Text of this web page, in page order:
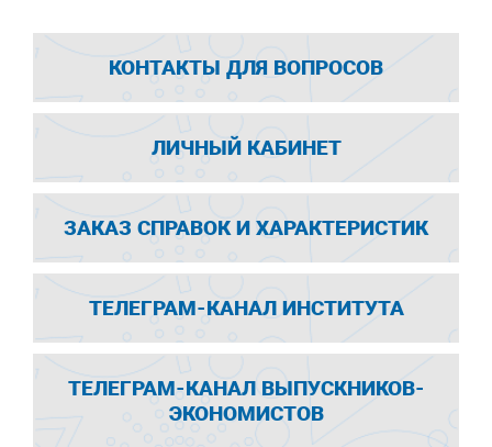
КОНТАКТЫ ДЛЯ ВОПРОСОВ
ЛИЧНЫЙ КАБИНЕТ
ЗАКАЗ СПРАВОК И ХАРАКТЕРИСТИК
ТЕЛЕГРАМ-КАНАЛ ИНСТИТУТА
ТЕЛЕГРАМ-КАНАЛ ВЫПУСКНИКОВ-
ЭКОНОМИСТОВ